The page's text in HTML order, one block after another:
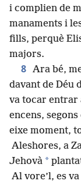
i complien de
manaments i
fills, perquè
majors.
8 Ara bé,
davant de Déu
va tocar entrar
encens,
eixe moment,
Aleshores, a
Jehovà *
Al vore’l, es